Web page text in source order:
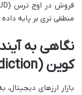
منطقی تری بر پایه
نگاهی به
کوین (BTC Price Prediction)
بازار ارزهای